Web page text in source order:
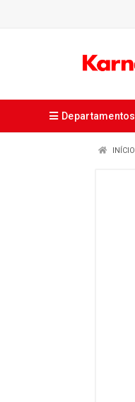
Departamentos
INÍCIO